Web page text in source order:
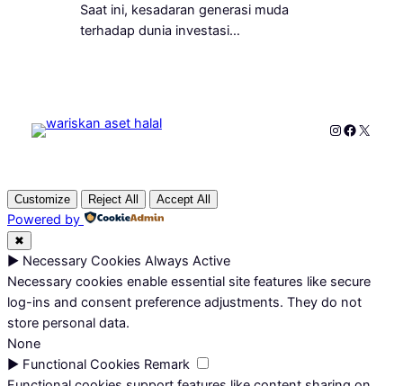
Saat ini, kesadaran generasi muda
terhadap dunia investasi…
Instagram
X
Customize Reject All Accept All
Powered by
✖
► Necessary Cookies Always Active
Necessary cookies enable essential site features like secure
log-ins and consent preference adjustments. They do not
store personal data.
None
► Functional Cookies Remark